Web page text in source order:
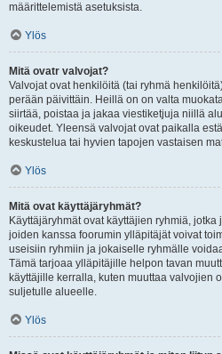
määrittelemistä asetuksista.
Ylös
Mitä ovatr valvojat?
Valvojat ovat henkilöitä (tai ryhmä
perään päivittäin. Heillä on on valta
siirtää, poistaa ja jakaa viestiketjuja niillä
oikeudet. Yleensä valvojat ovat paikalla
keskustelua tai hyvien tapojen vastaisen
Ylös
Mitä ovat käyttäjäryhmät?
Käyttäjäryhmät ovat käyttäjien ryhmiä,
joiden kanssa foorumin ylläpitäjät voivat
useisiin ryhmiin ja jokaiselle ryhmälle
Tämä tarjoaa ylläpitäjille helpon tavan
käyttäjille kerralla, kuten muuttaa valvojien
suljetulle alueelle.
Ylös